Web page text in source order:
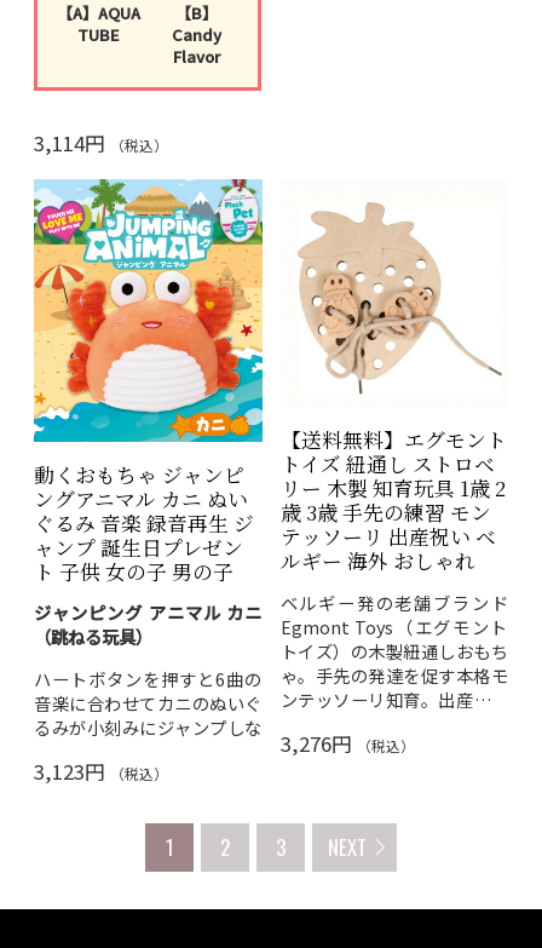
【A】AQUA
TUBE
【B】
Candy
Flavor
3,114円 （税込）
動くおもちゃ ジャンピ
ングアニマル カニ ぬい
ぐるみ 音楽 録音再生 ジ
ャンプ 誕生日プレゼン
ト 子供 女の子 男の子
ジャンピング アニマル カニ
（跳ねる玩具）
ハートボタンを押すと6曲の
音楽に合わせてカニのぬいぐ
るみが小刻みにジャンプしな
で声を録音すると、カニがジ
音・再生機能付き。
m
3,123円 （税込）
【送料無料】エグモント
トイズ 紐通し ストロベ
リー 木製 知育玩具 1歳 2
歳 3歳 手先の練習 モン
テッソーリ 出産祝い ベ
ルギー 海外 おしゃれ
ベルギー発の老舗ブランド
Egmont Toys（エグモント
トイズ）の木製紐通しおもち
ゃ。手先の発達を促す本格モ
ンテッソーリ知育。出産祝い
3,276円 （税込）
1 2 3 NEXT